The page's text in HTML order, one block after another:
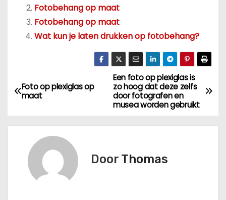
Fotobehang op maat
Fotobehang op maat
Wat kun je laten drukken op fotobehang?
B
e
r
Een foto op plexiglas is
zo hoog dat deze zelfs
door fotografen en
musea worden gebruikt
Foto op plexiglas op
maat
Door Thomas